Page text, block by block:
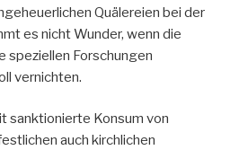
Quälereien bei der
es nicht Wunder, wenn die
speziellen Forschungen
vernichten.
sanktionierte Konsum von
auch kirchlichen